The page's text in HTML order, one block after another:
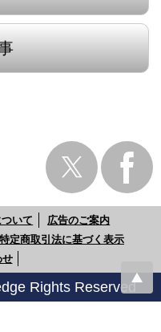
いて
広告のご案内
特定商取引法に基づく表示
せ
Rights Reserved